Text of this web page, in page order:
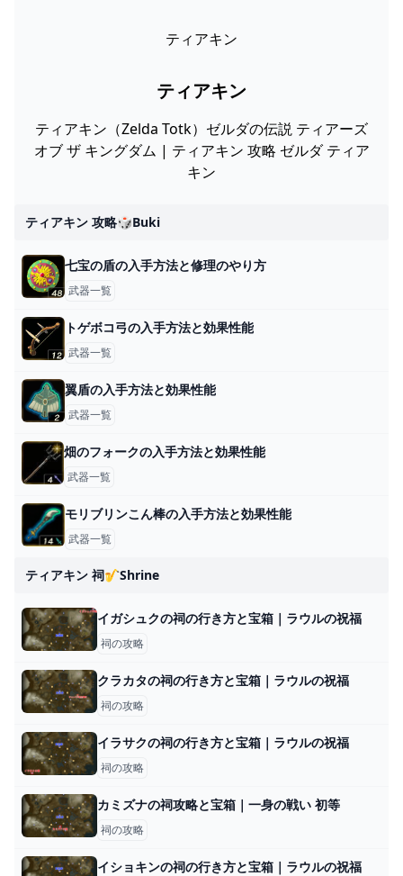
ティアキン
ティアキン
ティアキン（Zelda Totk）ゼルダの伝説 ティアーズ
オブ ザ キングダム | ティアキン 攻略 ゼルダ ティア
キン
ティアキン 攻略🎲buki
七宝の盾の入手方法と修理のやり方
武器一覧
トゲボコ弓の入手方法と効果性能
武器一覧
翼盾の入手方法と効果性能
武器一覧
畑のフォークの入手方法と効果性能
武器一覧
モリブリンこん棒の入手方法と効果性能
武器一覧
ティアキン 祠🎷shrine
イガシュクの祠の行き方と宝箱｜ラウルの祝福
祠の攻略
クラカタの祠の行き方と宝箱｜ラウルの祝福
祠の攻略
イラサクの祠の行き方と宝箱｜ラウルの祝福
祠の攻略
カミズナの祠攻略と宝箱｜一身の戦い 初等
祠の攻略
イショキンの祠の行き方と宝箱｜ラウルの祝福